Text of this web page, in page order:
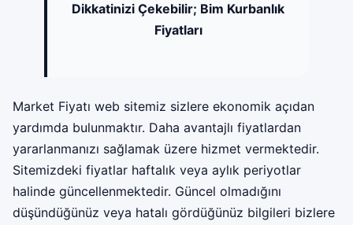
Dikkatinizi Çekebilir; Bim Kurbanlık
Fiyatları
Market Fiyatı web sitemiz sizlere ekonomik açıdan
yardımda bulunmaktır. Daha avantajlı fiyatlardan
yararlanmanızı sağlamak üzere hizmet vermektedir.
Sitemizdeki fiyatlar haftalık veya aylık periyotlar
halinde güncellenmektedir. Güncel olmadığını
düşündüğünüz veya hatalı gördüğünüz bilgileri bizlere